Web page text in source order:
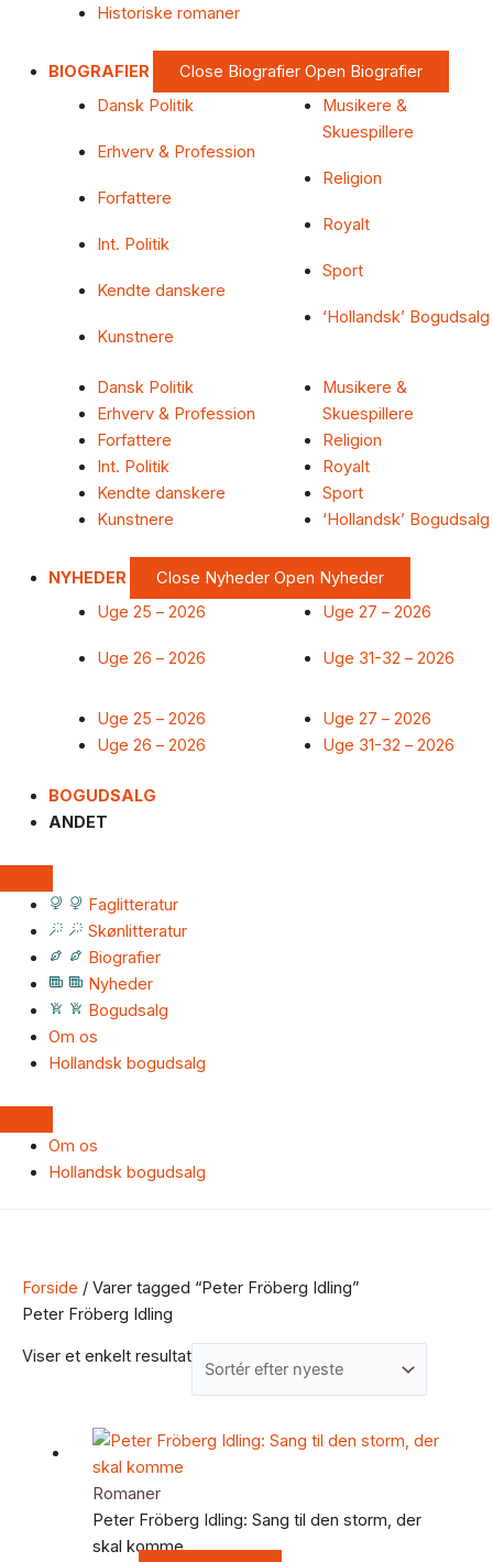
Historiske romaner
BIOGRAFIER Close Biografier Open Biografier
Dansk Politik
Erhverv & Profession
Forfattere
Int. Politik
Kendte danskere
Kunstnere
Musikere &
Skuespillere
Religion
Royalt
Sport
‘Hollandsk’ Bogudsalg
Dansk Politik
Erhverv & Profession
Forfattere
Int. Politik
Kendte danskere
Kunstnere
Musikere &
Skuespillere
Religion
Royalt
Sport
‘Hollandsk’ Bogudsalg
NYHEDER Close Nyheder Open Nyheder
Uge 25 – 2026
Uge 26 – 2026
Uge 27 – 2026
Uge 31-32 – 2026
Uge 25 – 2026
Uge 26 – 2026
Uge 27 – 2026
Uge 31-32 – 2026
BOGUDSALG
ANDET
Faglitteratur
Skønlitteratur
Biografier
Nyheder
Bogudsalg
Om os
Hollandsk bogudsalg
Om os
Hollandsk bogudsalg
Forside / Varer tagged “Peter Fröberg Idling”
Peter Fröberg Idling
Viser et enkelt resultat
Romaner
Peter Fröberg Idling: Sang til den storm, der
skal komme